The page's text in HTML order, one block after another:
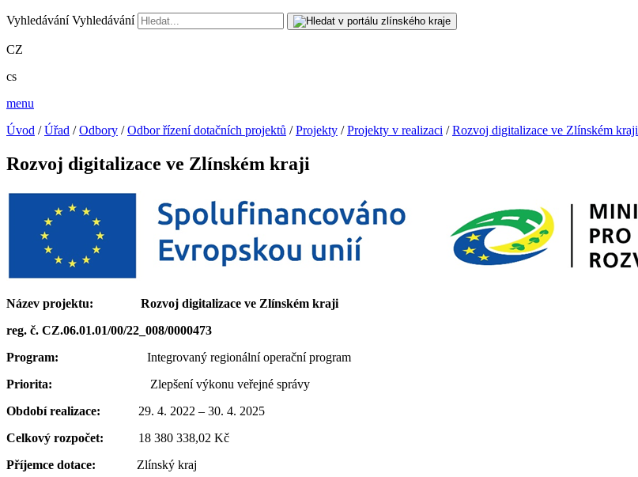
Vyhledávání Vyhledávání
CZ
cs
menu
Úvod /Úřad /Odbory /Odbor řízení dotačních projektů /Projekty /Projekty v realizaci /Rozvoj digitalizace ve Zlínském kraji
Rozvoj digitalizace ve Zlínském kraji
Název projektu: Rozvoj digitalizace ve Zlínském kraji
reg. č. CZ.06.01.01/00/22_008/0000473
Program: Integrovaný regionální operační program
Priorita: Zlepšení výkonu veřejné správy
Období realizace: 29. 4. 2022 – 30. 4. 2025
Celkový rozpočet: 18 380 338,02 Kč
Příjemce dotace: Zlínský kraj